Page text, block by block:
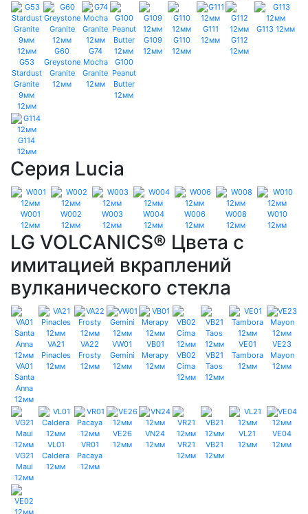
G53
Stardust
Granite
9мм
12мм
G60
Greystone
Granite
12мм
G74
Mocha
Granite
12мм
G100
Peanut
Butter
12мм
G109
12мм
G110
12мм
G111
12мм
G112
12мм
G113 12мм
G114
12мм
Серия Lucia
W001
12мм
W002
12мм
W003
12мм
W004
12мм
W006
12мм
W008
12мм
W010
12мм
LG VOLCANICS® Цвета с
имитацией вкраплений
вулканического стекла
VA01
Santa
Anna
12мм
VA21
Pinacles
12мм
VA22
Frosty
12мм
VW01
Gemini
12мм
VB01
Merapy
12мм
VB02
Cima
12мм
VB21
Taos
12мм
VE01
Tambora
12мм
VE23
Mayon
12мм
VG21
Maui
12мм
VL01
Caldera
12мм
VR01
Pacaya
12мм
VE26
12мм
VN24
12мм
VR21
12мм
VB21
12мм
VL21
12мм
VE04
12мм